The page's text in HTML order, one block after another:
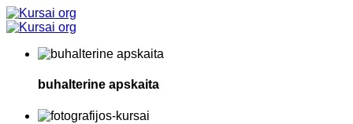
buhalterine apskaita